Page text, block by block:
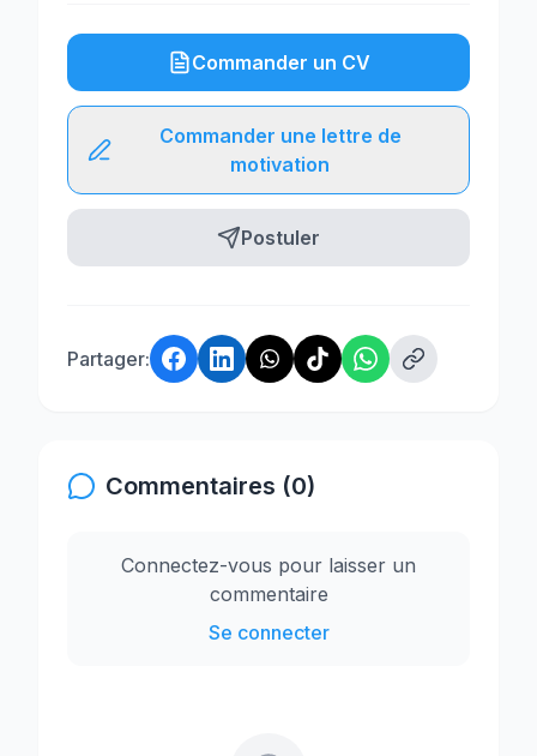
Commander un CV
Commander une lettre de
motivation
Postuler
Partager:
Commentaires (0)
Connectez-vous pour laisser un
commentaire
Se connecter